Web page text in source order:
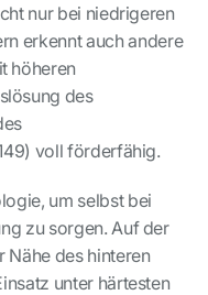
nur bei niedrigeren
erkennt auch andere
höheren
des
voll förderfähig.
um selbst bei
zu sorgen. Auf der
Nähe des hinteren
unter härtesten